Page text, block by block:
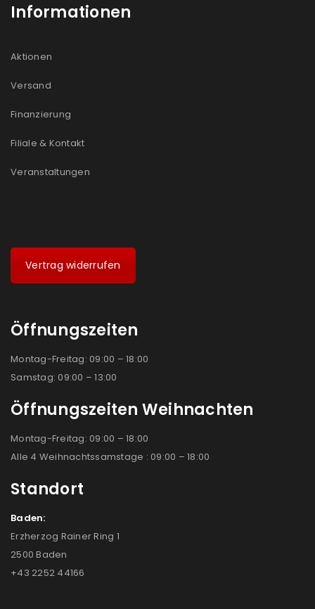
Informationen
Aktionen
Versand
Finanzierung
Filiale & Kontakt
Veranstaltungen
Vertrag widerrufen
Öffnungszeiten
Montag-Freitag: 09:00 – 18:00
Samstag: 09:00 – 13:00
Öffnungszeiten Weihnachten
Montag-Freitag: 09:00 – 18:00
Alle 4 Weihnachtssamstage : 09:00 – 18:00
Standort
Baden:
Erzherzog Rainer Ring 1
2500 Baden
+43 2252 44166